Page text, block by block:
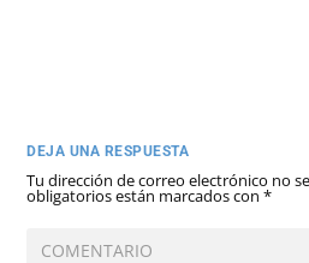
DEJA UNA RESPUESTA
Tu dirección de correo electrónico no
obligatorios están marcados con*